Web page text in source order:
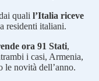
quali l’Italia riceve
residenti italiani.
ora 91 Stati,
i casi, Armenia,
le novità dell’anno.